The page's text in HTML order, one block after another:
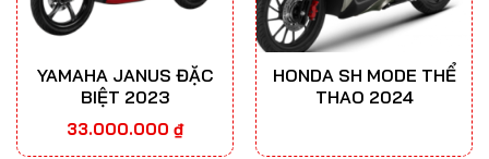
YAMAHA JANUS ĐẶC
BIỆT 2023
33.000.000 ₫
HONDA SH MODE THỂ
THAO 2024